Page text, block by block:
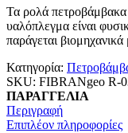
Τα ρολά
υαλόπλεγμα είναι
παράγεται
Κατηγορία:
SKU: FIBRANgeo R-
ΠΑΡΑΓΓΕΛΙΑ
Περιγραφή
Επιπλέον πληροφορίες